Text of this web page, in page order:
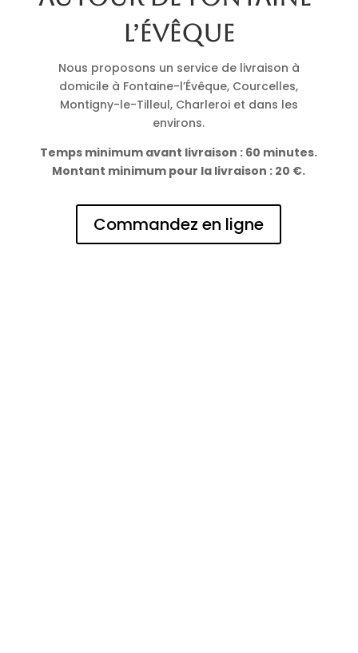
l’Évêque
Nous proposons un service de livraison à
domicile à Fontaine-l’Évêque, Courcelles,
Montigny-le-Tilleul, Charleroi et dans les
environs.
Temps minimum avant livraison : 60 minutes.
Montant minimum pour la livraison : 20 €.
Commandez en ligne